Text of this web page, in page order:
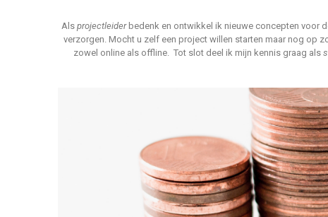
Als projectleiderbedenk en ontwikkel ik nieuwe concepten voor
verzorgen. Mocht u zelf een project willen starten maar nog op
zowel online als offline. Tot slot deel ik mijn kennis graag als